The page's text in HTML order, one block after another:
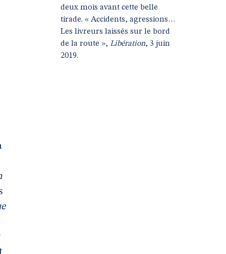
deux mois avant cette belle
tirade. « Accidents, agressions…
Les livreurs laissés sur le bord
de la route », Libération, 3 juin
2019.